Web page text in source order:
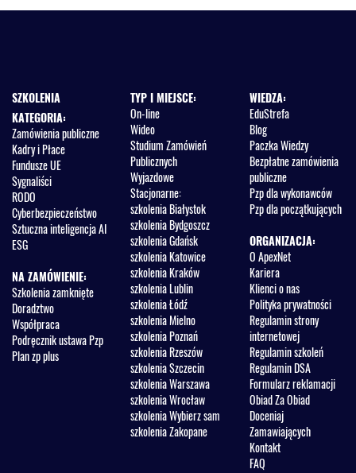
SZKOLENIA
KATEGORIA:
Zamówienia publiczne
Kadry i Płace
Fundusze UE
Sygnaliści
RODO
Cyberbezpieczeństwo
Sztuczna inteligencja AI
ESG
NA ZAMÓWIENIE:
Szkolenia zamknięte
Doradztwo
Współpraca
Podręcznik ustawa Pzp
Plan zp plus
TYP I MIEJSCE:
On-line
Wideo
Studium Zamówień
Publicznych
Wyjazdowe
Stacjonarne:
szkolenia Białystok
szkolenia Bydgoszcz
szkolenia Gdańsk
szkolenia Katowice
szkolenia Kraków
szkolenia Lublin
szkolenia Łódź
szkolenia Mielno
szkolenia Poznań
szkolenia Rzeszów
szkolenia Szczecin
szkolenia Warszawa
szkolenia Wrocław
szkolenia Wybierz sam
szkolenia Zakopane
WIEDZA:
EduStrefa
Blog
Paczka Wiedzy
Bezpłatne zamówienia
publiczne
Pzp dla wykonawców
Pzp dla początkujących
ORGANIZACJA:
O ApexNet
Kariera
Klienci o nas
Polityka prywatności
Regulamin strony
internetowej
Regulamin szkoleń
Regulamin DSA
Formularz reklamacji
Obiad Za Obiad
Doceniaj
Zamawiających
Kontakt
FAQ